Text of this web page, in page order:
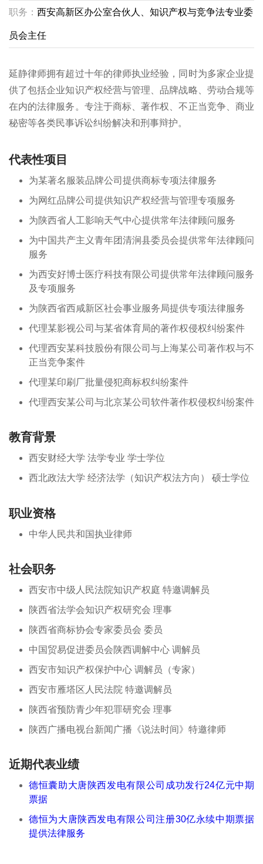
职务： 西安高新区办公室合伙人、知识产权与竞争法专业委
员会主任
延静律师拥有超过十年的律师执业经验，同时为多家企业提
供了包括企业知识产权经营与管理、品牌战略、劳动合规等
在内的法律服务。专注于商标、著作权、不正当竞争、商业
秘密等各类民事诉讼纠纷解决和刑事辩护。
代表性项目
为某著名服装品牌公司提供商标专项法律服务
为网红品牌公司提供知识产权经营与管理专项服务
为陕西省人工影响天气中心提供常年法律顾问服务
为中国共产主义青年团清涧县委员会提供常年法律顾问
服务
为西安好博士医疗科技有限公司提供常年法律顾问服务
及专项服务
为陕西省西咸新区社会事业服务局提供专项法律服务
代理某影视公司与某省体育局的著作权侵权纠纷案件
代理西安某科技股份有限公司与上海某公司著作权与不
正当竞争案件
代理某印刷厂批量侵犯商标权纠纷案件
代理西安某公司与北京某公司软件著作权侵权纠纷案件
教育背景
西安财经大学 法学专业 学士学位
西北政法大学 经济法学（知识产权法方向） 硕士学位
职业资格
中华人民共和国执业律师
社会职务
西安市中级人民法院知识产权庭 特邀调解员
陕西省法学会知识产权研究会 理事
陕西省商标协会专家委员会 委员
中国贸易促进委员会陕西调解中心 调解员
西安市知识产权保护中心 调解员（专家）
西安市雁塔区人民法院 特邀调解员
陕西省预防青少年犯罪研究会 理事
陕西广播电视台新闻广播《说法时间》特邀律师
近期代表业绩
德恒囊助大唐陕西发电有限公司成功发行24亿元中期
票据
德恒为大唐陕西发电有限公司注册30亿永续中期票据
提供法律服务